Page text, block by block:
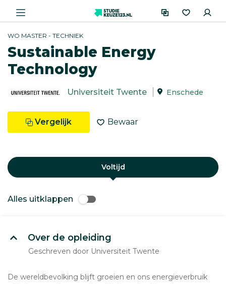
WO MASTER - TECHNIEK
Sustainable Energy
Technology
Universiteit Twente Enschede
Vergelijk Bewaar
Voltijd
Alles uitklappen
Over de opleiding
Geschreven door Universiteit Twente
De wereldbevolking blijft groeien en ons energieverbruik